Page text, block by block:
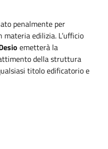
penalmente per
edilizia. L’ufficio
emetterà la
della struttura
titolo edificatorio e